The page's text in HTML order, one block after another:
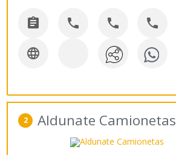
   

2 Aldunate Camionetas